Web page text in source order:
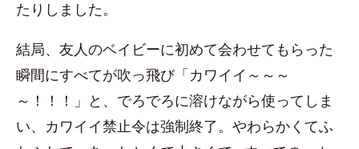
たりしました。
結局、友人のベイビーに初めて会わせてもらった
瞬間にすべてが吹っ飛び「カワイイ～～～
～！！！」と、でろでろに溶けながら使ってしま
い、カワイイ禁止令は強制終了。やわらかくてふ